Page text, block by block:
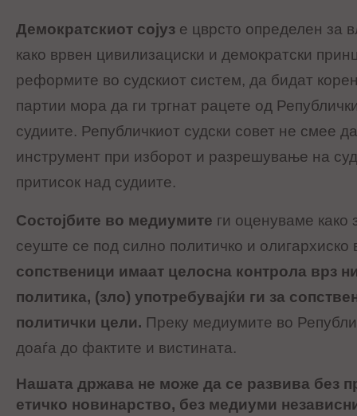
Демократскиот сојуз е цврсто определен за
како врвен цивилизациски и демократски
реформите во судскиот систем, да бидат
партии мора да ги тргнат рацете од
судиите. Републичкиот судски совет не смее
инструмент при изборот и разрешување на
притисок над судиите.
Состојбите во медиумите ги оценуваме како
сеуште се под силно политичко и олигархиско
сопственици имаат целосна контрола врз
политика, (зло) употребувајќи ги за
политички цели. Преку медиумите во
доаѓа до фактите и вистината.
Нашата држава не може да се развива без
етичко новинарство, без медиуми